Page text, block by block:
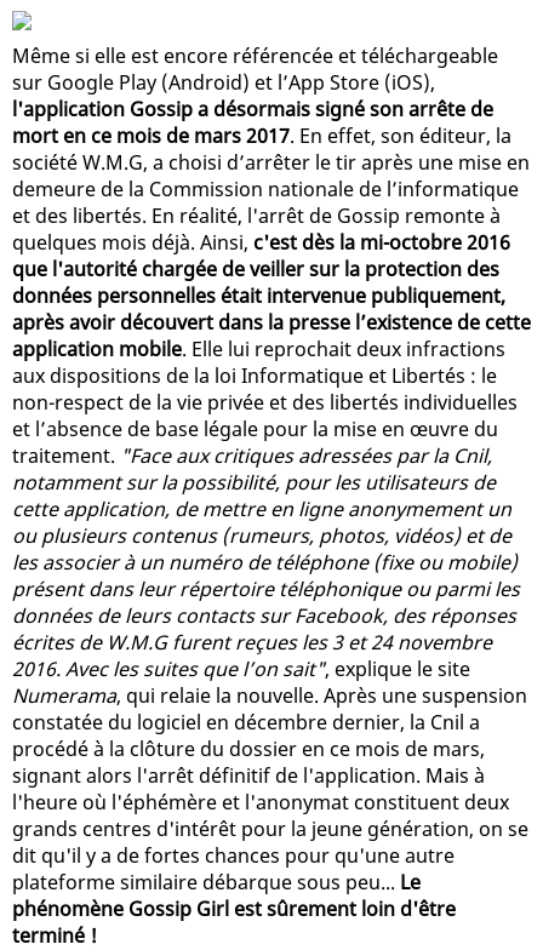
Même si elle est encore référencée et téléchargeable
sur Google Play (Android) et l’App Store (iOS),
l'application Gossip a désormais signé son arrête de
mort en ce mois de mars 2017. En effet, son éditeur, la
société W.M.G, a choisi d’arrêter le tir après une mise en
demeure de la Commission nationale de l’informatique
et des libertés. En réalité, l'arrêt de Gossip remonte à
quelques mois déjà. Ainsi, c'est dès la mi-octobre 2016
que l'autorité chargée de veiller sur la protection des
données personnelles était intervenue publiquement,
après avoir découvert dans la presse l’existence de cette
application mobile. Elle lui reprochait deux infractions
aux dispositions de la loi Informatique et Libertés : le
non-respect de la vie privée et des libertés individuelles
et l’absence de base légale pour la mise en œuvre du
traitement. "Face aux critiques adressées par la Cnil,
notamment sur la possibilité, pour les utilisateurs de
cette application, de mettre en ligne anonymement un
ou plusieurs contenus (rumeurs, photos, vidéos) et de
les associer à un numéro de téléphone (fixe ou mobile)
présent dans leur répertoire téléphonique ou parmi les
données de leurs contacts sur Facebook, des réponses
écrites de W.M.G furent reçues les 3 et 24 novembre
2016. Avec les suites que l’on sait", explique le site
Numerama, qui relaie la nouvelle. Après une suspension
constatée du logiciel en décembre dernier, la Cnil a
procédé à la clôture du dossier en ce mois de mars,
signant alors l'arrêt définitif de l'application. Mais à
l'heure où l'éphémère et l'anonymat constituent deux
grands centres d'intérêt pour la jeune génération, on se
dit qu'il y a de fortes chances pour qu'une autre
plateforme similaire débarque sous peu... Le
phénomène Gossip Girl est sûrement loin d'être
terminé !